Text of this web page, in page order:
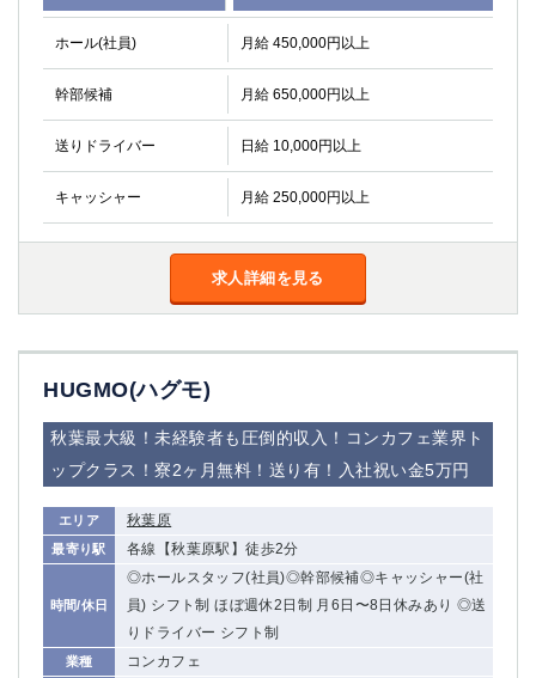
ホール(社員) 月給 450,000円以上
幹部候補 月給 650,000円以上
送りドライバー 日給 10,000円以上
キャッシャー 月給 250,000円以上
求人詳細を見る
HUGMO(ハグモ)
秋葉最大級！未経験者も圧倒的収入！コンカフェ業界ト
ップクラス！寮2ヶ月無料！送り有！入社祝い金5万円
エリア 秋葉原
最寄り駅 各線【秋葉原駅】徒歩2分
時間/休日
◎ホールスタッフ(社員)◎幹部候補◎キャッシャー(社
員) シフト制 ほぼ週休2日制 月6日〜8日休みあり ◎送
りドライバー シフト制
業種 コンカフェ
栃木県
宇都宮
小山
東武宇都宮（宇都宮西口）
茨城県
高崎 館林
0